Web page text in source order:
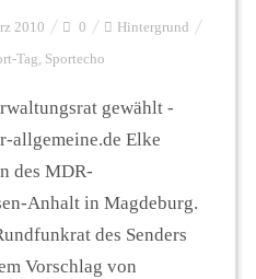
Beiträge
2010 0 Hintergrund
Tag, Sportecho
gewählt -
allgemeine.de Elke
des MDR-
Anhalt in Magdeburg.
des Senders
Vorschlag von